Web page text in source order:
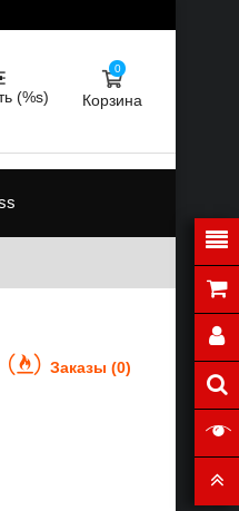
(%s) Корзина
0
Заказы (0)